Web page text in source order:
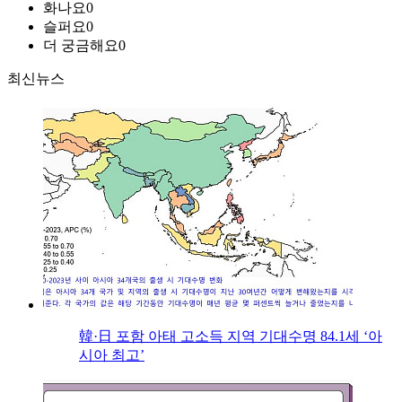
화나요0
슬퍼요0
더 궁금해요0
최신뉴스
韓·日 포함 아태 고소득 지역 기대수명 84.1세 ‘아
시아 최고’